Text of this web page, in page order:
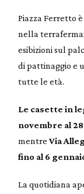
Piazza Ferretto
nella
esibizioni sul
di pattinaggio e
tutte le età.
Le casette in
novembre al
mentreVia
fino al 6
La quotidiana